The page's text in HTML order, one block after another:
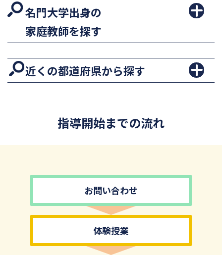
名門大学出身の
家庭教師を探す
近くの都道府県から探す
指導開始までの流れ
お問い合わせ
体験授業